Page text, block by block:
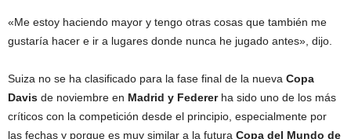
«Me estoy haciendo mayor y tengo otras cosas que también me
gustaría hacer e ir a lugares donde nunca he jugado antes», dijo.
Suiza no se ha clasificado para la fase final de la nueva Copa
Davis de noviembre en Madrid y Federerha sido uno de los más
críticos con la competición desde el principio, especialmente por
las fechas y porque es muy similar a la futura Copa del Mundo de